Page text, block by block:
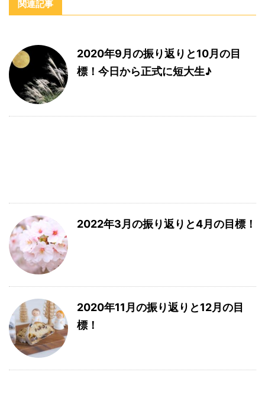
関連記事
2020年9月の振り返りと10月の目
標！今日から正式に短大生♪
2022年3月の振り返りと4月の目標！
2020年11月の振り返りと12月の目
標！